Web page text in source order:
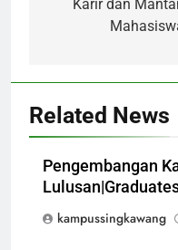
Karir dan
Related News
Pengembangan
kampussingkawang